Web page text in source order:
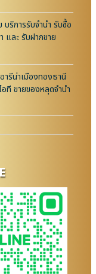
บริการรับจำนำ รับซื้อ
และ รับฝากขาย
รีน่าเมืองทองธานี
ที ขายของหลุดจำนำ